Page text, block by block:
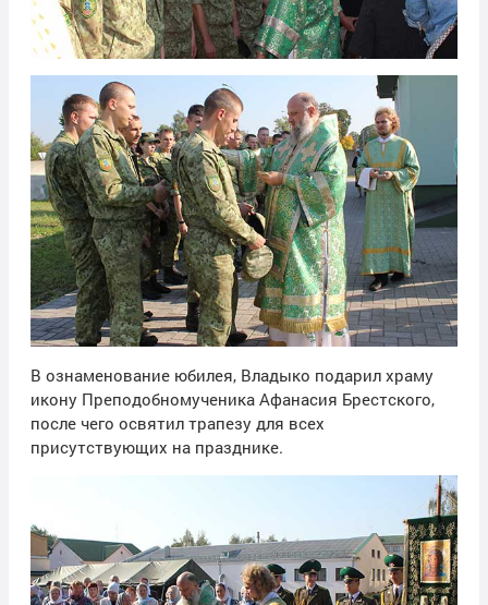
В ознаменование юбилея, Владыко подарил храму
икону Преподобномученика Афанасия Брестского,
после чего освятил трапезу для всех
присутствующих на празднике.